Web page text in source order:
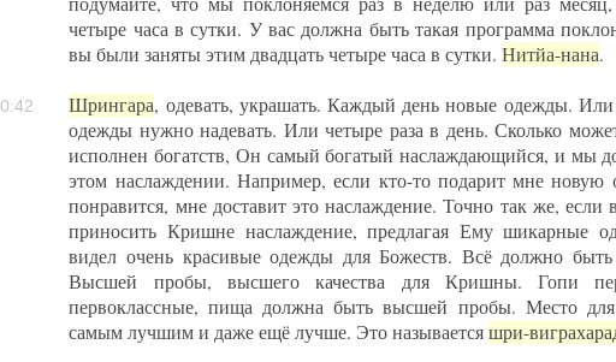
четыре часа в сутки. У вас должна быть такая программа
вы были заняты этим двадцать четыре часа в сутки.Нитйа-нана.
Шрингара, одевать, украшать. Каждый день новые одежды. Или
одежды нужно надевать. Или четыре раза в день. Сколько
исполнен богатств, Он самый богатый наслаждающийся, и мы
этом наслаждении. Например, если кто-то подарит мне новую
понравится, мне доставит это наслаждение. Точно так же, если
приносить Кришне наслаждение, предлагая Ему шикарные
видел очень красивые одежды для Божеств. Всё должно
Высшей пробы, высшего качества для Кришны. Гопи
первоклассные, пища должна быть высшей пробы. Место
самым лучшим и даже ещё лучше. Это называетсяшри-